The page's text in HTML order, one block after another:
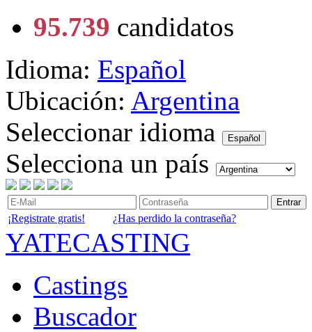
95.739 candidatos
Idioma: Español
Ubicación: Argentina
Seleccionar idioma
Español
Selecciona un país
Entrar
¡Registrate gratis! ¿Has perdido la contraseña?
YATECASTING
Castings
Buscador